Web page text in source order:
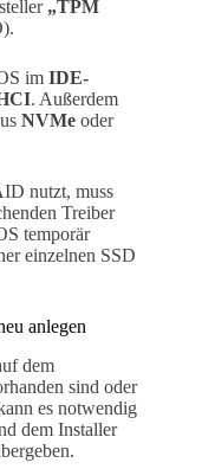
„TPM
im IDE-
. Außerdem
NVMe oder
nutzt, muss
Treiber
temporär
einzelnen SSD
anlegen
dem
sind oder
es notwendig
dem Installer